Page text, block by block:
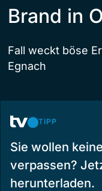
Brand in
Fall weckt böse
Egnach
TIPP
Sie wollen
verpassen?
herunterladen.